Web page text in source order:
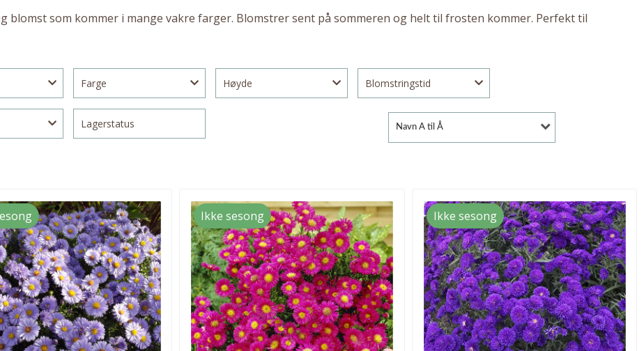
blomst som kommer i mange vakre farger. Blomstrer sent på sommeren og helt til frosten kommer. Perfekt til
Farge Høyde Blomstringstid
Lagerstatus Navn A til Å
Ikke sesong Ikke sesong